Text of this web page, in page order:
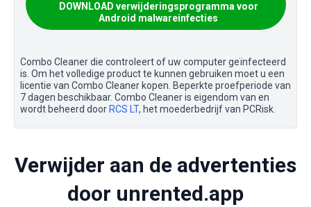
DOWNLOAD verwijderingsprogramma voor
Android malwareinfecties
Combo Cleaner die controleert of uw computer geïnfecteerd
is. Om het volledige product te kunnen gebruiken moet u een
licentie van Combo Cleaner kopen. Beperkte proefperiode van
7 dagen beschikbaar. Combo Cleaner is eigendom van en
wordt beheerd door RCS LT, het moederbedrijf van PCRisk.
Verwijder aan de advertenties
door unrented.app